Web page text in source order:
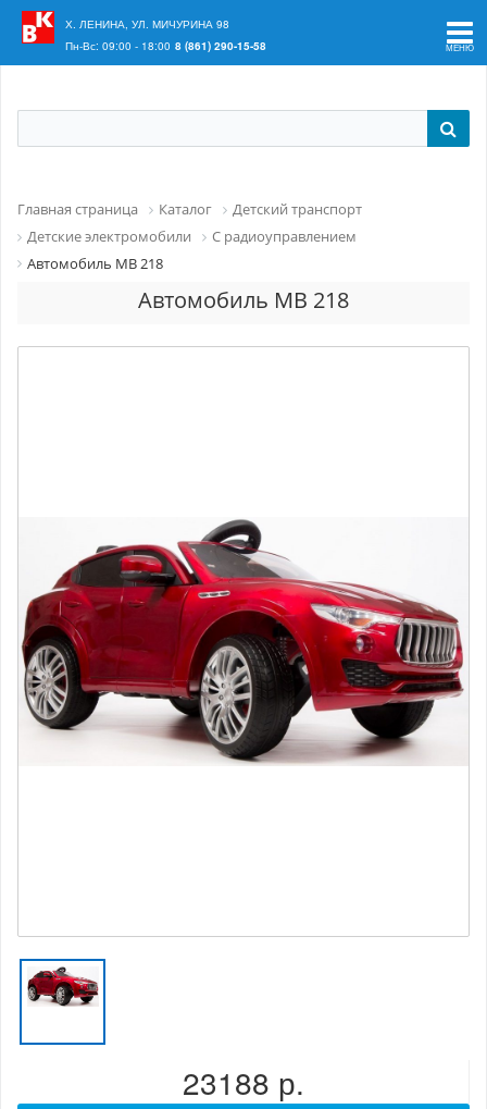
Ваш регион:
Х. ЛЕНИНА, УЛ. МИЧУРИНА 98
Пн-Вс: 09:00 - 18:00 8 (861) 290-15-58
Главная страница Каталог
Детский транспорт
Детские электромобили
С радиоуправлением
Автомобиль MB 218
Автомобиль MB 218
23188 р.